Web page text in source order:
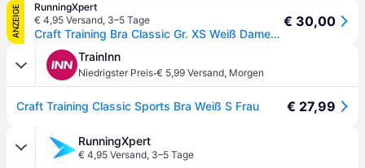
ANZEIGE
RunningXpert
€ 4,95 Versand, 3–5 Tage
Craft Training Bra Classic Gr. XS Weiß Damen - Jetzt bei runningxpert.com!
€ 30,00
TrainInn
Niedrigster Preis·€ 5,99 Versand, Morgen
Craft Training Classic Sports Bra Weiß S Frau € 27,99
RunningXpert
€ 4,95 Versand, 3–5 Tage